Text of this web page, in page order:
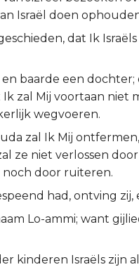
Israël doen
dat Ik
baarde een
Ik zal Mij voortaan
wegvoeren.
zal Ik Mij
ze niet verlossen
door ruiteren.
had, ontving zij,
Lo-ammi; want
kinderen Israëls zijn